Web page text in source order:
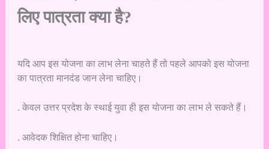
लिए पात्रता क्या है?
यदि आप इस योजना का लाभ लेना चाहते हैं तो पहले आपको इस योजना
का पात्रता मानदंड जान लेना चाहिए।
. केवल उत्तर प्रदेश के स्थाई युवा ही इस योजना का लाभ ले सकते हैं।
. आवेदक शिक्षित होना चाहिए।